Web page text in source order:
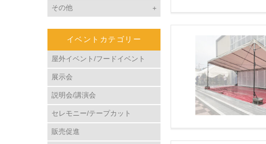
その他
イベントカテゴリー
屋外イベント/フードイベント
展示会
説明会/講演会
セレモニー/テープカット
販売促進